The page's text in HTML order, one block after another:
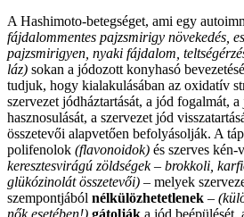
A Hashimoto-betegséget, ami egy
fájdalommentes pajzsmirigy növekedés,
pajzsmirigyen, nyaki fájdalom,
láz) sokan a jódozott konyhasó
tudjuk, hogy kialakulásában az oxidatív
szervezet jódháztartását, a jód fogalmát,
hasznosulását, a szervezet jód
összetevői alapvetően befolyásolják. A
polifenolok (flavonoidok) és szerves kén-
keresztesvirágú zöldségek – brokkoli,
glükózinolát összetevői) – melyek
szempontjából nélkülözhetetlenek –